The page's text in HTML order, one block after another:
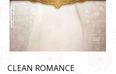
CLEAN ROMANCE